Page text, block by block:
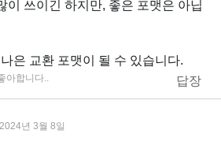
이 쓰이긴 하지만, 좋은 포맷은 아닙
은 교환 포맷이 될 수 있습니다.
답장
아합니다..
2024년 3월 8일